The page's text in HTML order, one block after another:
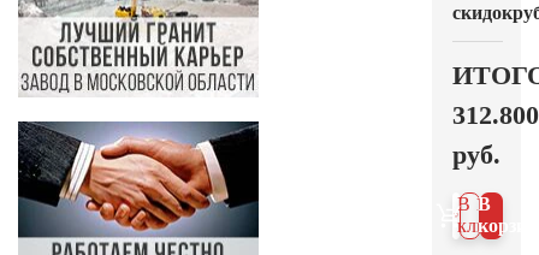
скидок
312.800
руб.
В
В 1
клик